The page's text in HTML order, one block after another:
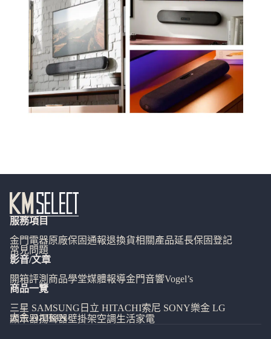
服務項目
金門電器原廠保固通報退換貨相關產品延長保固登記
常見問題
影音/文章
開箱評測 商品學堂媒體報導金門音響Vogel’s
商品一覽
三星 SAMSUNG 日立 HITACHI索尼 SONY樂金 LG
大金 DAIKIN
顯示器揚聲器壁掛架空調生活家電